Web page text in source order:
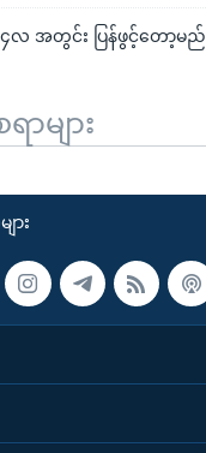
၄လ အတွင်း ပြန်ဖွင့်တော့မည်
ာများ
း